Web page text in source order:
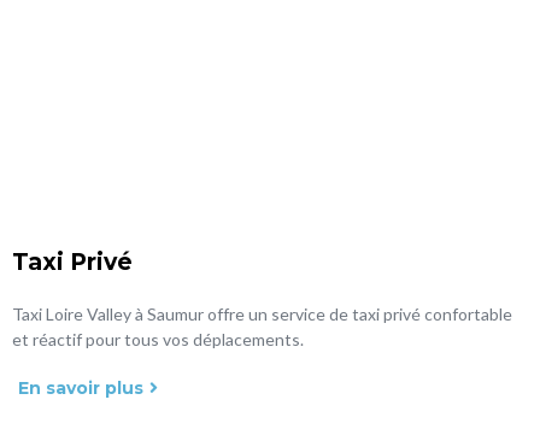
Taxi Privé
Taxi Loire Valley à Saumur offre un service de taxi privé confortable
et réactif pour tous vos déplacements.
En savoir plus